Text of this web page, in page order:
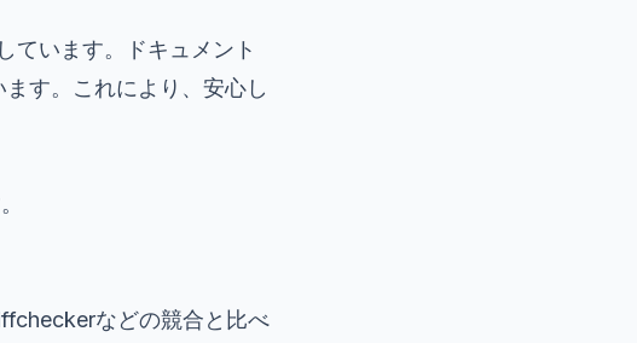
ています。ドキュメント
す。これにより、安心し
などの競合と比べ